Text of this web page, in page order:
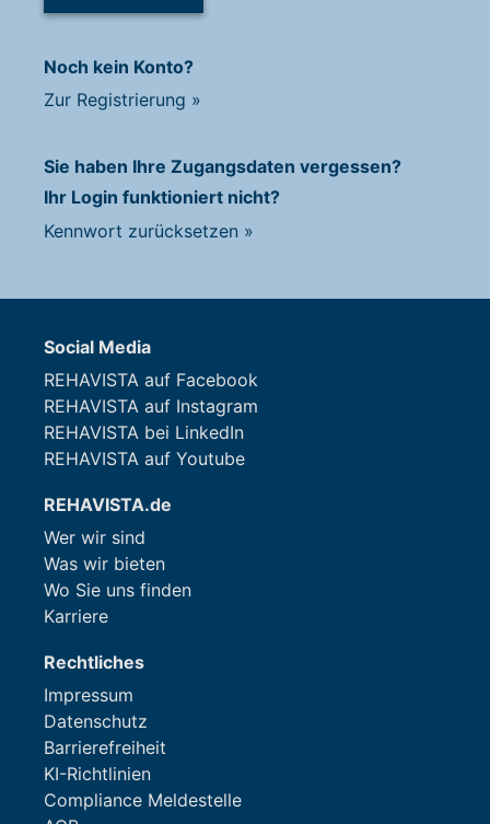
Noch kein Konto?
Zur Registrierung »
Sie haben Ihre Zugangsdaten vergessen?
Ihr Login funktioniert nicht?
Kennwort zurücksetzen »
Social Media
REHAVISTA auf Facebook
REHAVISTA auf Instagram
REHAVISTA bei LinkedIn
REHAVISTA auf Youtube
REHAVISTA.de
Wer wir sind
Was wir bieten
Wo Sie uns finden
Karriere
Rechtliches
Impressum
Datenschutz
Barrierefreiheit
KI-Richtlinien
Compliance Meldestelle